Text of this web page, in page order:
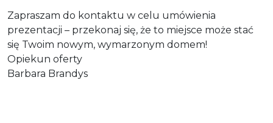
Zapraszam do kontaktu w celu umówienia
prezentacji – przekonaj się, że to miejsce może stać
się Twoim nowym, wymarzonym domem!
Opiekun oferty
Barbara Brandys